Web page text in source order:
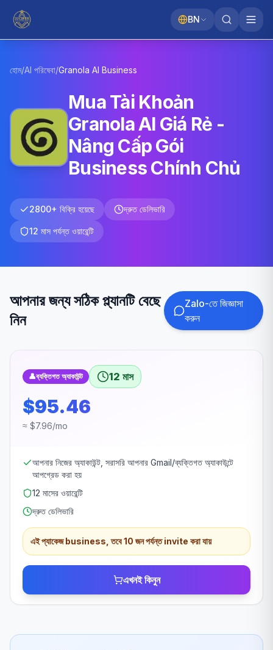
BN
হোম/AI পরিষেবা/Granola AI Business
Mua Tài Khoản
Granola AI Giá Rẻ -
Nâng Cấp Gói
Business Chính Chủ
2800+ বিক্রি হয়েছে দ্রুত ডেলিভারি
12 মাস পর্যন্ত ওয়ারেন্টি
আপনার জন্য সঠিক প্ল্যানটি বেছে
নিন
Zalo-তে জিজ্ঞাসা
করুন
👤ব্যক্তিগত অ্যাকাউন্ট 12 মাস
$95.46
≈ $7.96/mo
আপনার নিজের অ্যাকাউন্ট, সরাসরি আপনার Gmail/ব্যক্তিগত অ্যাকাউন্টে
আপগ্রেড করা হয়
12 মাসের ওয়ারেন্টি
দ্রুত ডেলিভারি
এই প্যাকেজ business, তবে 10 জন পর্যন্ত invite করা যায়
এখনই কিনুন